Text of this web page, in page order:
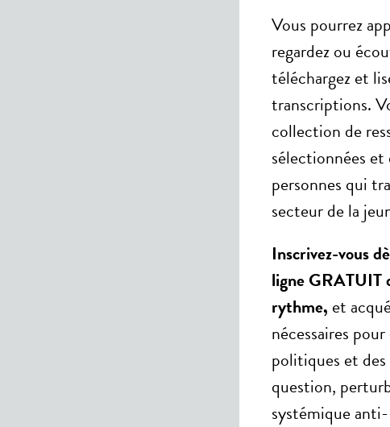
Vous pourrez
regardez ou
téléchargez et
transcriptions.
collection de
sélectionnées
personnes qui
secteur de la
Inscrivez-vous
ligne GRATUIT
rythme, et
nécessaires
politiques et
question,
systémique